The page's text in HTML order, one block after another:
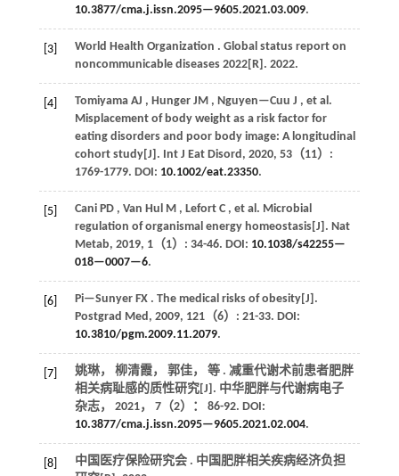
10.3877/cma.j.issn.2095—9605.2021.03.009.
[3] World Health Organization . Global status report on
noncommunicable diseases 2022[R]. 2022.
[4] Tomiyama AJ , Hunger JM , Nguyen—Cuu J , et al.
Misplacement of body weight as a risk factor for
eating disorders and poor body image: A longitudinal
cohort study[J]. Int J Eat Disord , 2020, 53（11）:
1769-1779. DOI: 10.1002/eat.23350.
[5] Cani PD , Van Hul M , Lefort C , et al. Microbial
regulation of organismal energy homeostasis[J]. Nat
Metab, 2019, 1（1）: 34-46. DOI: 10.1038/s42255—
018—0007—6.
[6] Pi—Sunyer FX . The medical risks of obesity[J].
Postgrad Med , 2009, 121（6）: 21-33. DOI:
10.3810/pgm.2009.11.2079.
[7] 姚琳， 柳清霞， 郭佳， 等. 减重代谢术前患者肥胖
相关病耻感的质性研究[J]. 中华肥胖与代谢病电子
杂志， 2021， 7（2）： 86-92. DOI:
10.3877/cma.j.issn.2095—9605.2021.02.004.
[8]
中国医疗保险研究会 . 中国肥胖相关疾病经济负担